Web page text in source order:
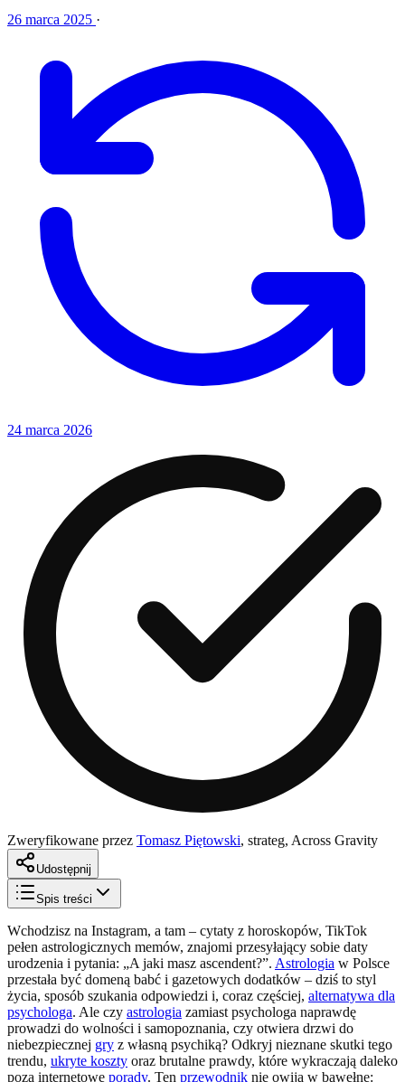
26 marca 2025 ·
24 marca 2026
Zweryfikowane przez Tomasz Piętowski, strateg, Across Gravity
Udostępnij
Spis treści
Wchodzisz na Instagram, a tam – cytaty z horoskopów, TikTok
pełen astrologicznych memów, znajomi przesyłający sobie daty
urodzenia i pytania: „A jaki masz ascendent?”. Astrologia w Polsce
przestała być domeną babć i gazetowych dodatków – dziś to styl
życia, sposób szukania odpowiedzi i, coraz częściej, alternatywa dla
psychologa. Ale czy astrologia zamiast psychologa naprawdę
prowadzi do wolności i samopoznania, czy otwiera drzwi do
niebezpiecznej gry z własną psychiką? Odkryj nieznane skutki tego
trendu, ukryte koszty oraz brutalne prawdy, które wykraczają daleko
poza internetowe porady. Ten przewodnik nie owija w bawełnę: